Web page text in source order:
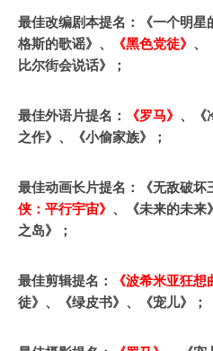
最佳改编剧本提名：《一个明星
格斯的歌谣》、
《黑色党徒》 、
比尔街会说话》；
最佳外语片提名： 《罗马》 、《
之作》、《小偷家族》；
最佳动画长片提名：《无敌破坏
侠：平行宇宙》 、《未来的未来
之岛》；
最佳剪辑提名： 《波希米亚狂想
徒》、《绿皮书》、《宠儿》；